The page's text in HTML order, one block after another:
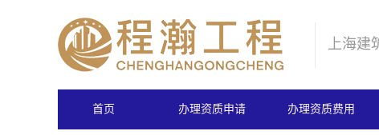
上海
首页 办理资质申请 办理资质费用